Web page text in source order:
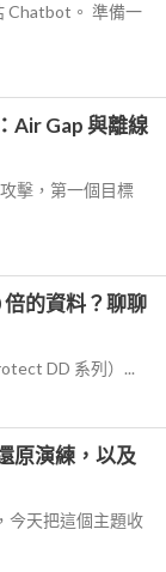
Chatbot。 準備一
Air Gap 與離線
擊，第一個目標
的資料？聊聊
DD 系列）...
原演練，以及
今天把這個主題收